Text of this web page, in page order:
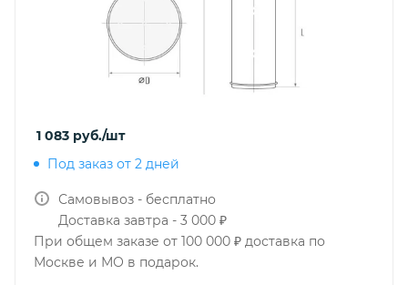
1 083 руб./шт
Под заказ от 2 дней
Самовывоз - бесплатно
Доставка завтра - 3 000 ₽
При общем заказе от 100 000 ₽ доставка по
Москве и МО в подарок.